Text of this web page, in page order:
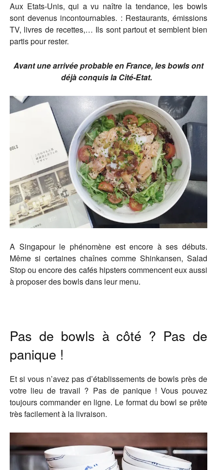
Aux Etats-Unis, qui a vu naître la tendance, les bowls
sont devenus incontournables. : Restaurants, émissions
TV, livres de recettes,… Ils sont partout et semblent bien
partis pour rester.
Avant une arrivée probable en France, les bowls ont
déjà conquis la Cité-Etat.
A Singapour le phénomène est encore à ses débuts.
Même si certaines chaînes comme Shinkansen, Salad
Stop ou encore des cafés hipsters commencent eux aussi
à proposer des bowls dans leur menu.
Pas de bowls à côté ? Pas de
panique !
Et si vous n’avez pas d’établissements de bowls près de
votre lieu de travail ? Pas de panique ! Vous pouvez
toujours commander en ligne. Le format du bowl se prête
très facilement à la livraison.